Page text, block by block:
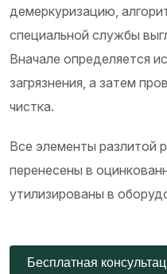
демеркуризацию,
специальной службы
Вначале определяется
загрязнения, а затем
чистка.
Все элементы разлитой
перенесены в
утилизированы в
Бесплатная